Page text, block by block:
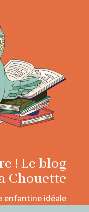
! Le blog
Chouette
enfantine idéale